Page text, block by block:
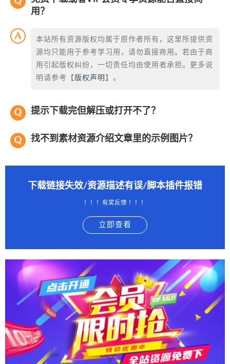
用？
本站所有资源版权均属于原作者所有，这里所提供资
源均只能用于参考学习用，请勿直接商用。若由于商
用引起版权纠纷，一切责任均由使用者承担。更多说
明请参考【 版权声明 】。
提示下载完但解压或打开不了？
找不到素材资源介绍文章里的示例图片？
下载链接失效/资源描述有误/脚本插件报错
！！！有奖反馈 ！！！
立即查看